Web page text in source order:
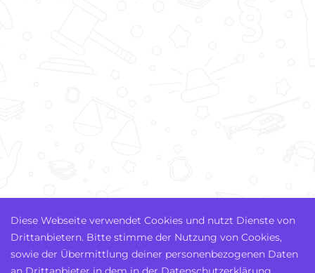
Diese Webseite verwendet Cookies und nutzt Dienste von
Drittanbietern. Bitte stimme der Nutzung von Cookies,
sowie der Übermittlung deiner personenbezogenen Daten